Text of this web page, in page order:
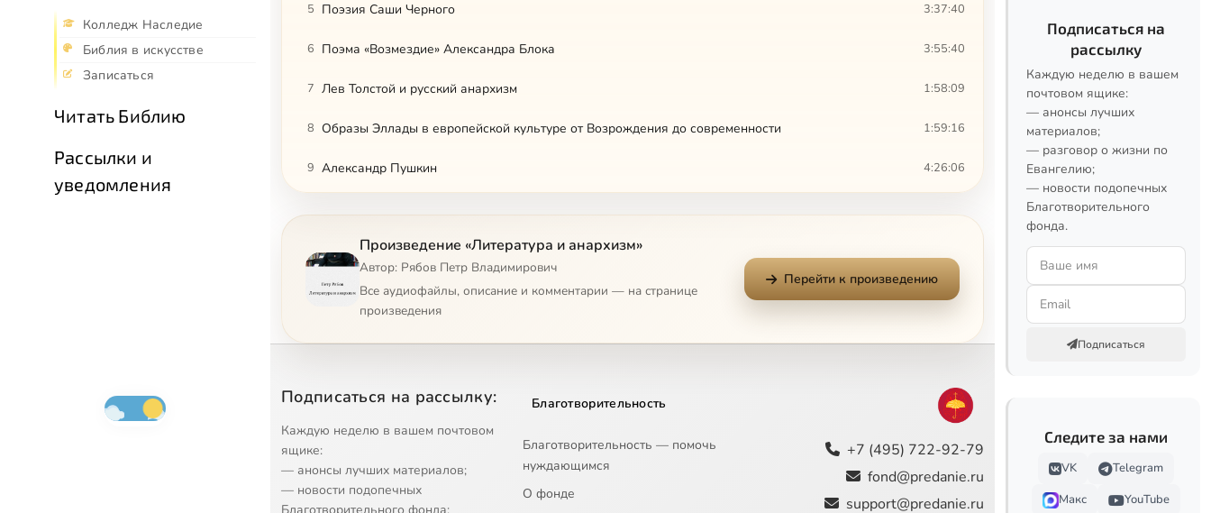
Колледж Наследие
Библия в искусстве
Записаться
Читать Библию
Рассылки и
уведомления
5 Поэзия Саши Черного 3:37:40
6 Поэма «Возмездие» Александра Блока 3:55:40
7 Лев Толстой и русский анархизм 1:58:09
8 Образы Эллады в европейской культуре от Возрождения до современности 1:59:16
9 Александр Пушкин 4:26:06
Александр Галич (II часть)
Жан-Поль Сартр и Альбер Камю 1:51:36
15 Франсуа Вийон 2:44:11
16 Смерть Ивана Ильича 2:54:29
17 Станислав Лем 1:04:50
Произведение «Литература и анархизм»
Автор: Рябов Петр Владимирович
Все аудиофайлы, описание и комментарии — на странице
произведения
Перейти к произведению
Подписаться на рассылку:
Каждую неделю в вашем почтовом
ящике:
— анонсы лучших материалов;
— новости подопечных
Благотворительность
Благотворительность — помочь
нуждающимся
О фонде
+7 (495) 722-92-79
fond@predanie.ru
support@predanie.ru
Подписаться на
рассылку
Каждую неделю в вашем
почтовом ящике:
— анонсы лучших
материалов;
— разговор о жизни по
Евангелию;
— новости подопечных
Благотворительного
фонда.
Подписаться
Следите за нами
VK
Telegram
Макс
YouTube